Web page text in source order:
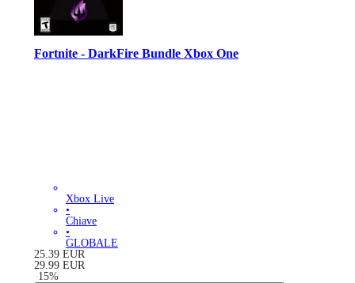
Fortnite - DarkFire Bundle Xbox One
Xbox Live
•
Chiave
•
GLOBALE
25.39 EUR
29.99 EUR
-15%